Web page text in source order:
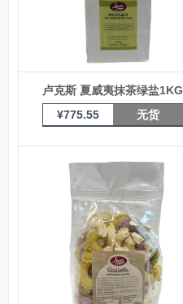
卢克斯 夏威夷抹茶绿盐1KG
¥775.55 无货